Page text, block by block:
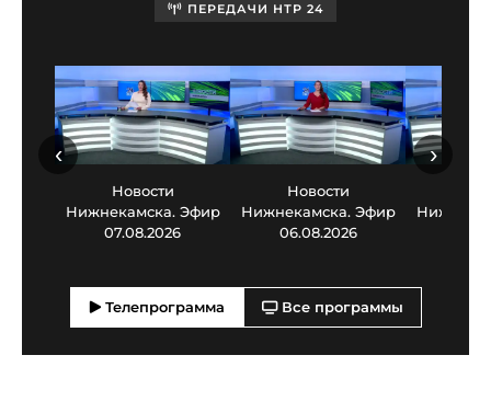
ПЕРЕДАЧИ НТР 24
Новости
Нижнекамска. Эфир
07.08.2026
Новости
Нижнекамска. Эфир
06.08.2026
‹ ›
Телепрограмма Все программы